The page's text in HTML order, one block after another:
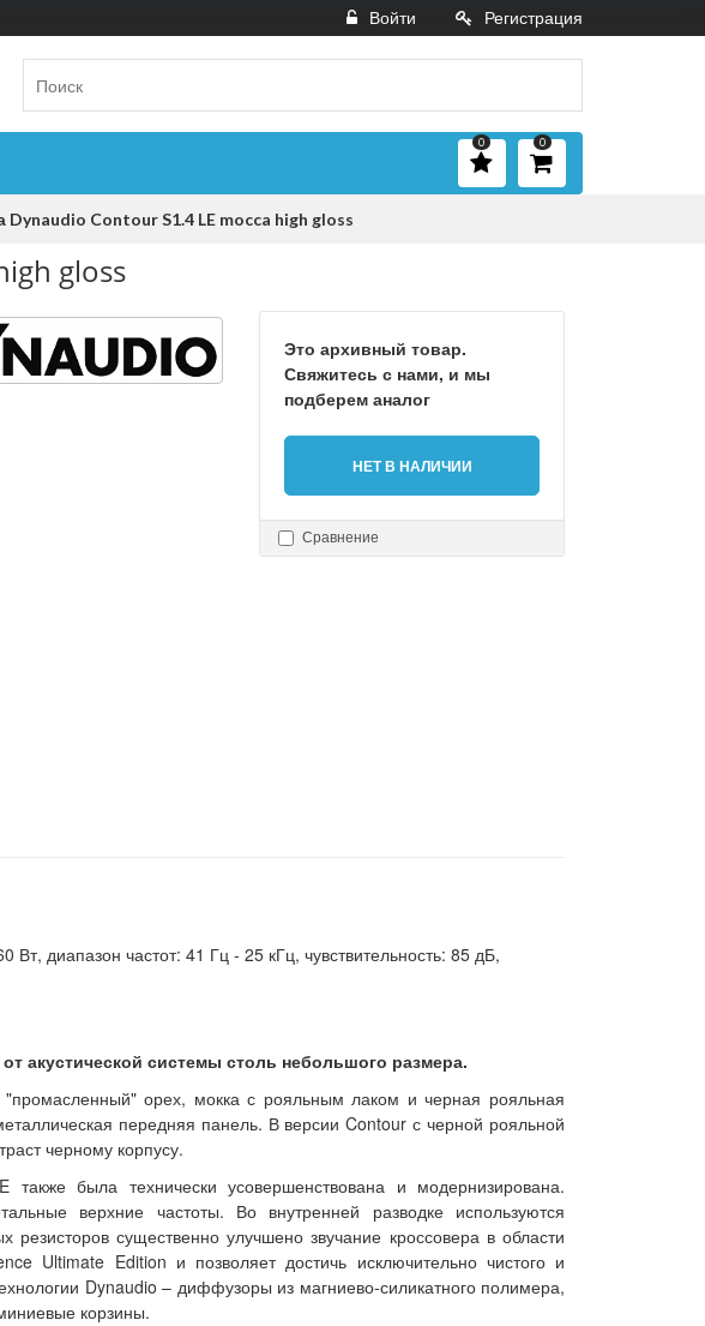
Войти Регистрация
0
0
Dynaudio Contour S1.4 LE mocca high gloss
gloss
Это архивный товар.
Свяжитесь с нами, и мы
подберем аналог
НЕТ В НАЛИЧИИ
Сравнение
диапазон частот: 41 Гц - 25 кГц, чувствительность: 85 дБ,
акустической системы столь небольшого размера.
орех, мокка с рояльным лаком и черная рояльная
передняя панель. В версии Contour с черной рояльной
черному корпусу.
была технически усовершенствована и модернизирована.
верхние частоты. Во внутренней разводке используются
существенно улучшено звучание кроссовера в области
Ultimate Edition и позволяет достичь исключительно чистого и
Dynaudio – диффузоры из магниево-силикатного полимера,
корзины.